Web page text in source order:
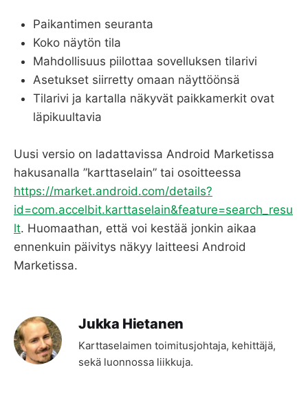
Paikantimen seuranta
Koko näytön tila
Mahdollisuus piilottaa sovelluksen tilarivi
Asetukset siirretty omaan näyttöönsä
Tilarivi ja kartalla näkyvät paikkamerkit ovat
läpikuultavia
Uusi versio on ladattavissa Android Marketissa
hakusanalla ”karttaselain” tai osoitteessa
https://market.android.com/details?
id=com.accelbit.karttaselain&feature=search_resu
lt. Huomaathan, että voi kestää jonkin aikaa
ennenkuin päivitys näkyy laitteesi Android
Marketissa.
Jukka Hietanen
Karttaselaimen toimitusjohtaja, kehittäjä,
sekä luonnossa liikkuja.